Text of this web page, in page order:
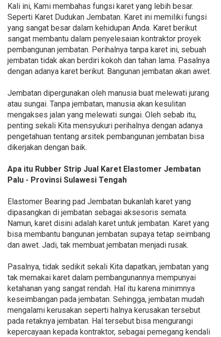
Kali ini, Kami membahas fungsi karet yang lebih besar.
Seperti Karet Dudukan Jembatan. Karet ini memiliki fungsi
yang sangat besar dalam kehidupan Anda. Karet berikut
sangat membantu dalam penyelesaian kontraktor proyek
pembangunan jembatan. Perihalnya tanpa karet ini, sebuah
jembatan tidak akan berdiri kokoh dan tahan lama. Pasalnya
dengan adanya karet berikut. Bangunan jembatan akan awet.
Jembatan dipergunakan oleh manusia buat melewati jurang
atau sungai. Tanpa jembatan, manusia akan kesulitan
mengakses jalan yang melewati sungai. Oleh sebab itu,
penting sekali Kita mensyukuri perihalnya dengan adanya
pengetahuan tentang arsitek pembangunan jembatan bisa
dikerjakan dengan baik.
Apa itu Rubber Strip Jual Karet Elastomer Jembatan
Palu - Provinsi Sulawesi Tengah
Elastomer Bearing pad Jembatan bukanlah karet yang
dipasangkan di jembatan sebagai aksesoris semata.
Namun, karet disini adalah karet untuk jembatan. Karet yang
bisa membantu bangunan jembatan supaya tetap seimbang
dan awet. Jadi, tak membuat jembatan menjadi rusak.
Pasalnya, tidak sedikit sekali Kita dapatkan, jembatan yang
tak memakai karet dalam pembangunannya mempunyai
ketahanan yang sangat rendah. Hal itu karena minimnya
keseimbangan pada jembatan. Sehingga, jembatan mudah
mengalami kerusakan seperti halnya kerusakan tersebut
pada retaknya jembatan. Hal tersebut bisa mengurangi
kepercayaan kepada kontraktor, sebagai pemegang kendali